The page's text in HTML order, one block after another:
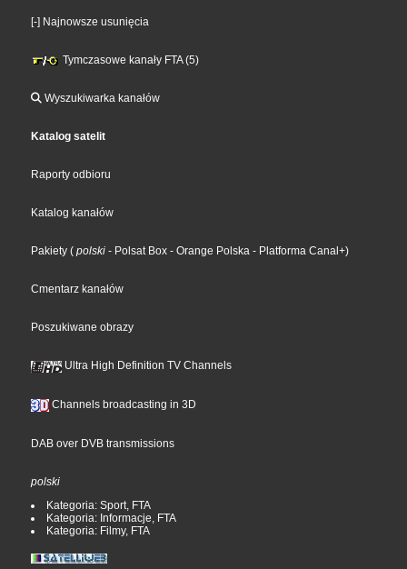
[-] Najnowsze usunięcia
Tymczasowe kanały FTA (5)
Wyszukiwarka kanałów
Katalog satelit
Raporty odbioru
Katalog kanałów
Pakiety ( polski - Polsat Box - Orange Polska - Platforma Canal+)
Cmentarz kanałów
Poszukiwane obrazy
Ultra High Definition TV Channels
Channels broadcasting in 3D
DAB over DVB transmissions
polski
Kategoria: Sport, FTA
Kategoria: Informacje, FTA
Kategoria: Filmy, FTA